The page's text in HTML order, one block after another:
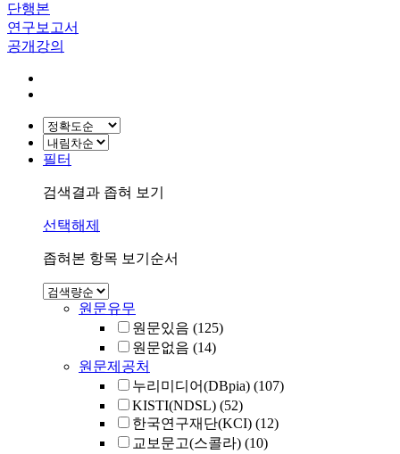
단행본
연구보고서
공개강의
필터
검색결과 좁혀 보기
선택해제
좁혀본 항목 보기순서
원문유무
원문있음 (125)
원문없음 (14)
원문제공처
누리미디어(DBpia) (107)
KISTI(NDSL) (52)
한국연구재단(KCI) (12)
교보문고(스콜라) (10)